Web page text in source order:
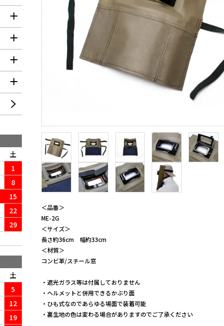
＜品番＞
ME-2G
＜サイズ＞
長さ約36cm 幅約33cm
＜材質＞
コンビ革/スチール窓
・遮光ガラス等は付属しておりません
・ヘルメットと併用できるかぶり面
・ひも式なのであらゆる場面で装着可能
・裏生地の色は変わる場合がありますのでご了承ください
土
1
8
15
22
29
土
5
12
19